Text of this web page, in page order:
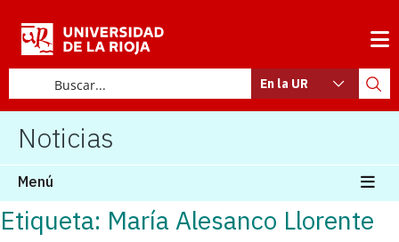
En la UR
Noticias
Menú
Etiqueta: María Alesanco Llorente